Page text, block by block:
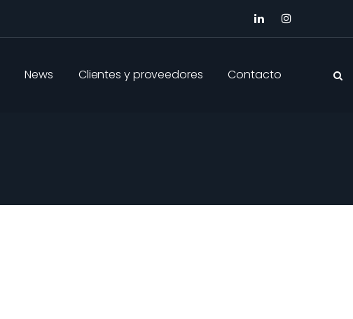
News Clientes y proveedores Contacto